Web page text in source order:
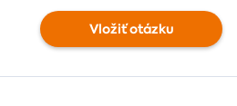
Vložiť otázku